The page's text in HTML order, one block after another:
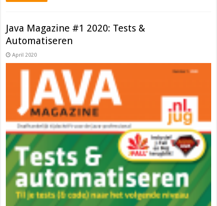
Java Magazine #1 2020: Tests &
Automatiseren
April 2020